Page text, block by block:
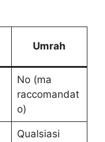
Umrah
No (ma
raccomandat
o)
Qualsiasi